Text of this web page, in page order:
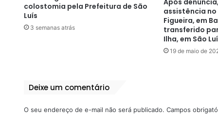
colostomia pela Prefeitura de São
Luís
3 semanas atrás
Após
assistência
Figueira, em
transferido
Ilha, em São
19 de maio de
Deixe um comentário
O seu endereço de e-mail não será publicado. Campos